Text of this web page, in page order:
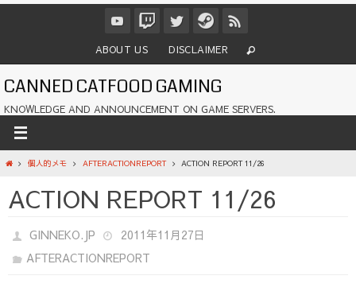
へ
ス
プ
ABOUT US DISCLAIMER
CANNED CATFOOD GAMING
KNOWLEDGE AND ANNOUNCEMENT ON GAME SERVERS.
ホ 個人的メモ AFTERACTIONREPORT ACTION REPORT 11/26
ACTION REPORT 11/26
GINNEKO.JP
2011年11月27日
AFTERACTIONREPORT